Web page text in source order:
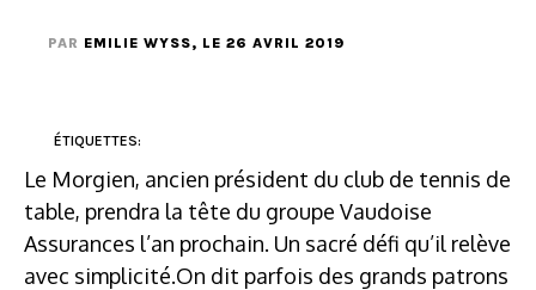
PAR EMILIE WYSS, LE 26 AVRIL 2019
ÉTIQUETTES:
Le Morgien, ancien président du club de tennis de
table, prendra la tête du groupe Vaudoise
Assurances l’an prochain. Un sacré défi qu’il relève
avec simplicité.On dit parfois des grands patrons